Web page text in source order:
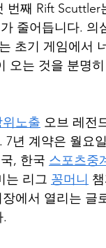
번째 Rift Scuttler
줄어듭니다.
초기 게임에서
오는 것을 분명
노출 오브 레전
년 계약은 월요
, 한국 스포츠중
는 리그 꽁머니
에서 열리는 글